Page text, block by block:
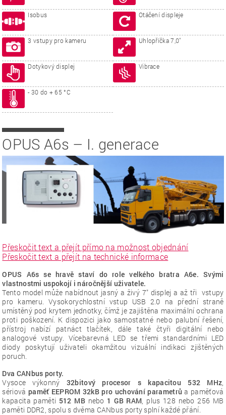
Isobus Otáčení displeje
3 vstupy pro kameru Uhlopříčka 7,0"
Dotykový displej Vibrace
- 30 do + 65 °C
OPUS A6s – I. generace
Přeskočit text a přejít přímo na možnost objednání
Přeskočit text a přejít na technické informace
OPUS A6s se hravě staví do role velkého bratra A6e. Svými
vlastnostmi uspokojí i náročnější uživatele.
Tento model může nabídnout jasný a živý 7″ displej a až tři vstupy
pro kameru. Vysokorychlostní vstup USB 2.0 na přední straně
umístěný pod krytem jednotky, čímž je zajištěna maximální ochrana
proti poškození. K dispozici jako samostatné nebo palubní řešení,
přístroj nabízí patnáct tlačítek, dále také čtyři digitální nebo
analogové vstupy. Vícebarevná LED se třemi standardními LED
diody poskytují uživateli okamžitou vizuální indikaci zjištěných
poruch.
Dva CANbus porty.
Vysoce výkonný 32bitový procesor s kapacitou 532 MHz
sériová paměť EEPROM 32kB pro uchování parametrůa paměťová
kapacita paměti 512 MBnebo 1 GB RAM , plus 128 nebo 256 MB
paměti DDR2, spolu s dvěma CANbus porty splní každé přání.